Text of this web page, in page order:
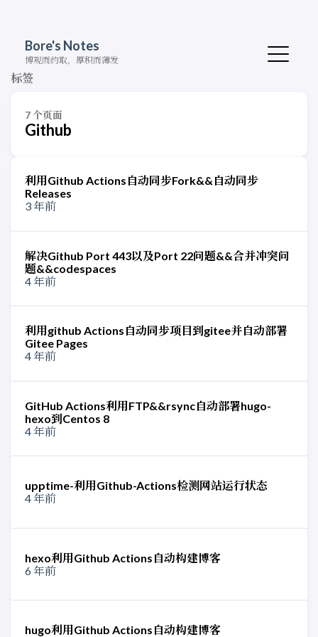
Bore's Notes
博观而约取，厚积而薄发
标签
7 个页面
Github
利用Github Actions自动同步Fork&&自动同步
Releases
3 年前
解决Github Port 443以及Port 22问题&&合并冲突问
题&&codespaces
4 年前
利用github Actions自动同步项目到gitee并自动部署
Gitee Pages
4 年前
GitHub Actions利用FTP&&rsync自动部署hugo-
hexo到Centos 8
4 年前
upptime-利用Github-Actions检测网站运行状态
4 年前
hexo利用Github Actions自动构建博客
6 年前
hugo利用Github Actions自动构建博客